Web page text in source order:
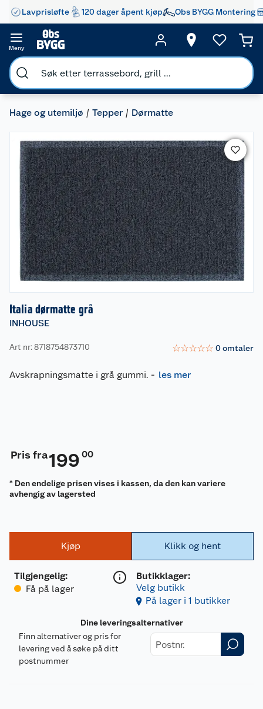
Lavprisløfte 120 dager åpent kjøp Obs BYGG Montering
Meny
Hage og utemiljø Tepper Dørmatte
Italia dørmatte grå
INHOUSE
Art nr: 8718754873710 ☆☆☆☆☆ 0omtaler
Avskrapningsmatte i grå gummi. - les mer
Pris fra199 00
* Den endelige prisen vises i kassen, da den kan variere
avhengig av lagersted
Kjøp
Tilgjengelig:
Få på lager
Klikk og hent
Butikklager:
Velg butikk
På lager i 1 butikker
Dine leveringsalternativer
Finn alternativer og pris for
levering ved å søke på ditt
postnummer